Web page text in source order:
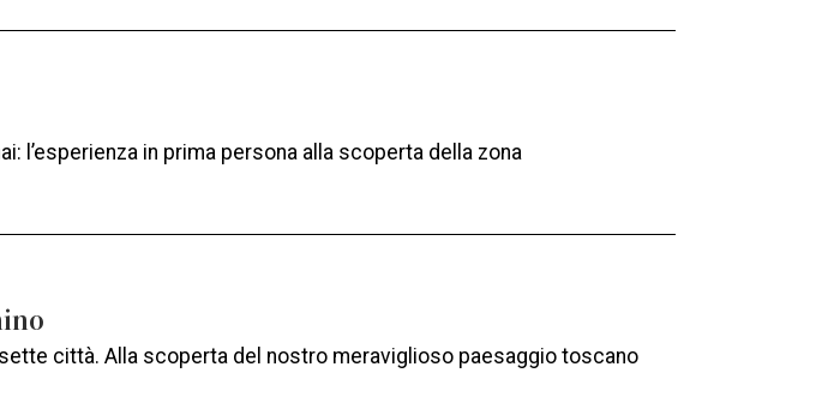
l’esperienza in prima persona alla scoperta della zona
città. Alla scoperta del nostro meraviglioso paesaggio toscano